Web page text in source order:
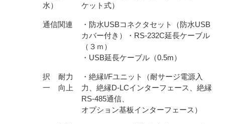
水）
ケット式）
通信関連
・防水USBコネクタセット（防水USB
カバー付き）・RS-232C延長ケーブル
（３ｍ）
・USB延長ケーブル（0.5m）
択
一
耐力
向上
・絶縁I/Fユニット（耐サージ電源入
力、絶縁D-LCインターフェース、絶縁
RS-485通信、
オプション基板インターフェース）